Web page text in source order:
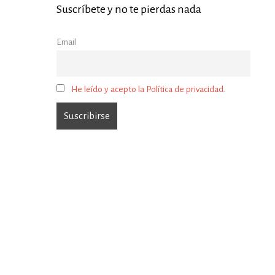
Suscríbete y no te pierdas nada
Email
He leído y acepto la Política de privacidad.